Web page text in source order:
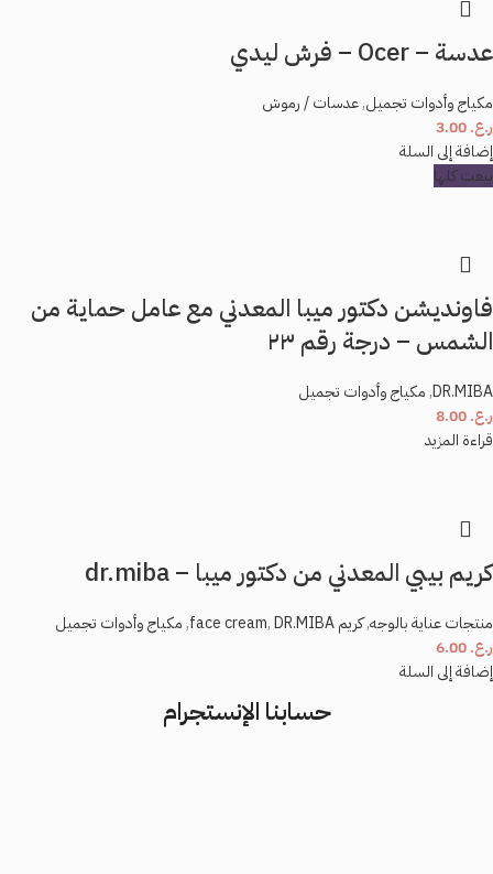
عدسة – Ocer – فرش ليدي
مكياج وأدوات تجميل,عدسات / رموش
ر.ع.
إضافة إلى السلة
بيعت كلها
فاونديشن دكتور ميبا المعدني مع عامل حماية من
الشمس – درجة رقم ٢٣
DR.MIBA
, مكياج وأدوات تجميل
ر.ع.
قراءة المزيد
كريم بيبي المعدني من دكتور ميبا – dr.miba
منتجات عناية بالوجه,كريم face cream ,DR.MIBA
, مكياج وأدوات تجميل
ر.ع.
إضافة إلى السلة
حسابنا الإنستجرام